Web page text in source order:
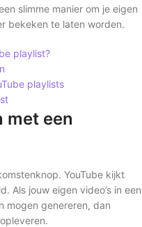
slimme manier om je eigen
bekeken te laten worden.
playlist?
playlists
met een
YouTube kijkt
Als jouw eigen video’s in een
mogen genereren, dan